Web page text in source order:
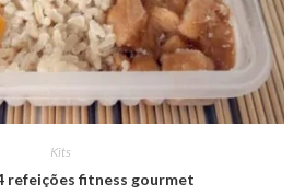
Kits
refeições fitness gourmet